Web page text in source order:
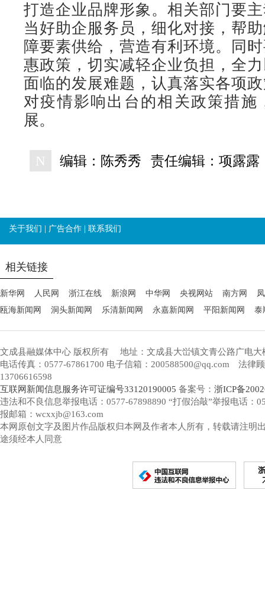
打造企业品牌形象。相关部门要
当好助企服务员，细化对接，帮
障要素供给，营造有利环境。同
惠政策，切实减轻企业负担，全
面临的发展难题，认真落实各项
对疫情影响出台的相关政策措施
展。
N 编辑：陈秀秀 责任编辑：项露露
关于我们 广告合作 联系我们
相关链接
新华网 人民网 浙江在线 新浪网 中华网 央视网站 南方网
瓯海新闻网
洞头新闻网 乐清新闻网 永嘉新闻网 平阳新闻网 泰
文成县融媒体中心 版权所有
地址：文成县大峃镇文青公路广电大
电话传真：0577-67861700 电子信箱：200588500@qq.com 法律
13706616598
互联网新闻信息服务许可证编号33120190005 备案号： 浙ICP备
违法和不良信息举报电话：0577-67898890 “打假治敲”举报电话：
报邮箱：wcxxjb@163.com
本网原创文字及图片作品版权归本网及作者本人所有，转载请注明
途须经本人同意